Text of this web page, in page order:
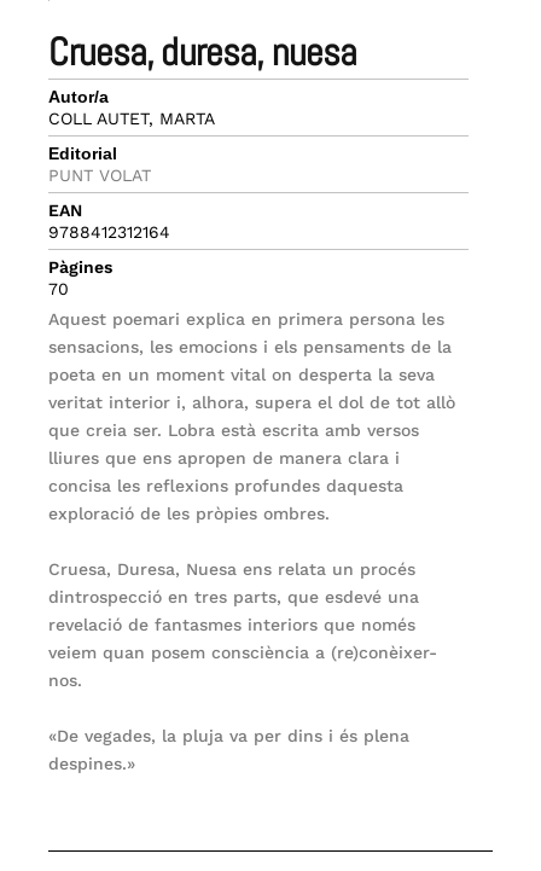
cruesa, duresa, nuesa
Autor/a
COLL AUTET, MARTA
Editorial
PUNT VOLAT
EAN
9788412312164
Pàgines
70
Aquest poemari explica en primera persona les
sensacions, les emocions i els pensaments de la
poeta en un moment vital on desperta la seva
veritat interior i, alhora, supera el dol de tot allò
que creia ser. Lobra està escrita amb versos
lliures que ens apropen de manera clara i
concisa les reflexions profundes daquesta
exploració de les pròpies ombres.
Cruesa, Duresa, Nuesa ens relata un procés
dintrospecció en tres parts, que esdevé una
revelació de fantasmes interiors que només
veiem quan posem consciència a (re)conèixer-
nos.
«De vegades, la pluja va per dins i és plena
despines.»